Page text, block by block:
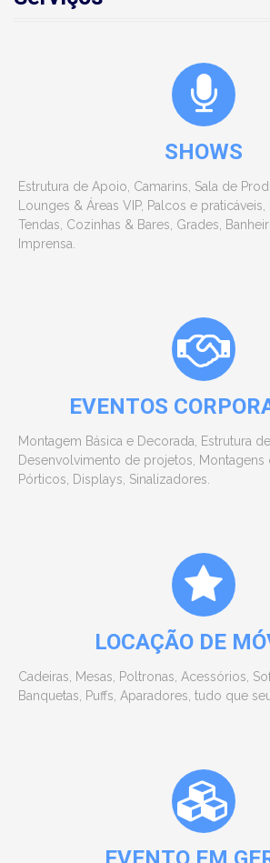
SHOWS
Estrutura de Apoio, Camarins, Sala de
Lounges & Áreas VIP, Palcos e
Tendas, Cozinhas & Bares, Grades,
Imprensa.
EVENTOS
Montagem Básica e Decorada, Estrutura
Desenvolvimento de projetos, Montagens
Pórticos, Displays, Sinalizadores.
LOCAÇÃO DE
Cadeiras, Mesas, Poltronas, Acessórios,
Banquetas, Puffs, Aparadores, tudo que